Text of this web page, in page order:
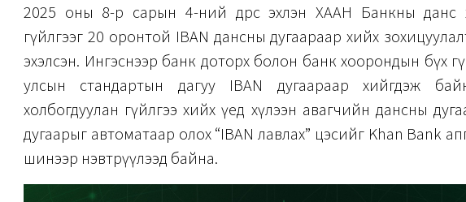
2025 оны 8-р сарын 4-ний өдрөөс эхлэн ХААН Банкны данс
гүйлгээг 20 оронтой IBAN дансны дугаараар хийх
эхэлсэн. Ингэснээр банк доторх болон банк хоорондын бүх
улсын стандартын дагуу IBAN дугаараар хийгдэж
холбогдуулан гүйлгээ хийх үед хүлээн авагчийн дансны
дугаарыг автоматаар олох “IBAN лавлах” цэсийг Khan Bank
шинээр нэвтрүүлээд байна.